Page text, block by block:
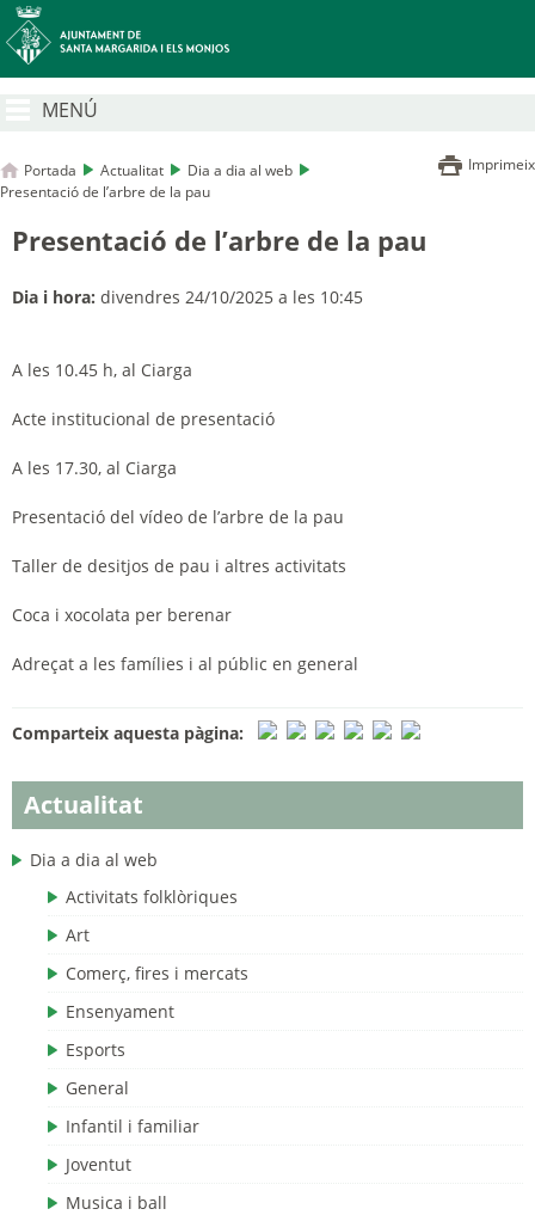
MENÚ
Portada Actualitat
Dia a dia al web
Presentació de l’arbre de la pau
Imprimeix
Actualitat
Dia a dia al web
Activitats folklòriques
Art
Comerç, fires i mercats
Ensenyament
Esports
General
Infantil i familiar
Joventut
Musica i ball
Presentació de l’arbre de la pau
Dia i hora: divendres 24/10/2025 a les 10:45
A les 10.45 h, al Ciarga
Acte institucional de presentació
A les 17.30, al Ciarga
Presentació del vídeo de l’arbre de la pau
Taller de desitjos de pau i altres activitats
Coca i xocolata per berenar
Adreçat a les famílies i al públic en general
Comparteix aquesta pàgina: